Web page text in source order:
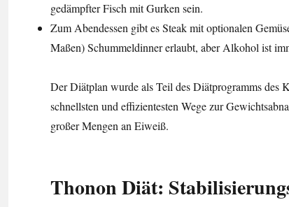
gedämpfter Fisch mit Gurken sein.
Zum Abendessen gibt es Steak mit optionalen
Maßen) Schummeldinner erlaubt, aber Alkohol ist
Der Diätplan wurde als Teil des Diätprogramms des
schnellsten und effizientesten Wege zur
großer Mengen an Eiweiß.
Thonon Diät: